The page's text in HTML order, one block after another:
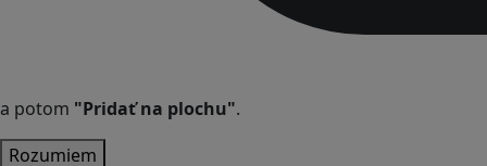
a potom "Pridať na plochu".
Rozumiem